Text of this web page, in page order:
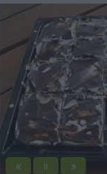
« || »